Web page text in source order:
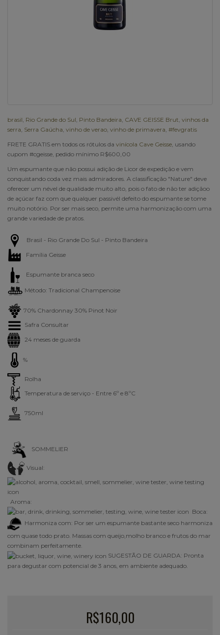
brasil Rio Grande do Sul Pinto Bandeira CAVE GEISSE Brut vinhos da
serra Serra Gaúcha vinho de verao vinho de primavera #fevgratis
FRETE GRATIS em todos os rótulos da vinícola Cave Geisse , usando
cupom #cgeisse, pedido mínimo R$600,00
Um espumante que não possui adição de Licor de expedição e vem
conquistando coda vez mais admiradores. A classificação "Nature" deve
oferecer um nével de qualidade muito alto, pois o fato de não ter adiçãoo
de açúcar faz com que qualquer passivél defeito do espumante se tome
muito notório. Por ser mais seco, permite uma harmonização com uma
grande variedade de pratos.
Brasil - Rio Grande Do Sul - Pinto Bandeira
Família Geisse
Espumante branca seco
Método: Tradicional Champenoise
70% Chardonnay 30% Pinot Noir
Safra Consultar
24 meses de guarda
%
Rolha
Temperatura de serviço - Entre 6º e 8ºC
750ml
SOMMELIER
Visual:
Aroma:
Boca:
Harmoniza com: Por ser um espumante bastante seco harmoniza
com quase todo prato. Massas com queijo,molho branco e frutos do mar
combinam perfeitamente.
SUGESTÃO DE GUARDA: Pronta
para degustar com potencial de 3 anos, em ambiente adequado.
R$160,00